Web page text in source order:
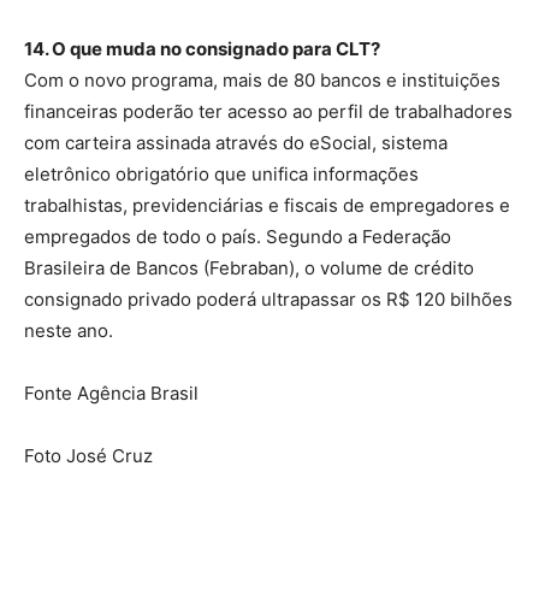
14. O que muda no consignado para CLT?
Com o novo programa, mais de 80 bancos e instituições
financeiras poderão ter acesso ao perfil de trabalhadores
com carteira assinada através do eSocial, sistema
eletrônico obrigatório que unifica informações
trabalhistas, previdenciárias e fiscais de empregadores e
empregados de todo o país. Segundo a Federação
Brasileira de Bancos (Febraban), o volume de crédito
consignado privado poderá ultrapassar os R$ 120 bilhões
neste ano.
Fonte Agência Brasil
Foto José Cruz